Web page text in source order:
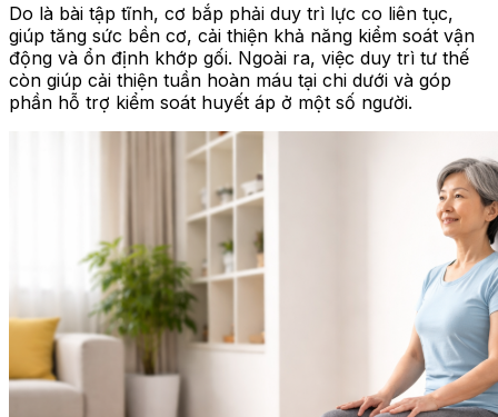
Do là bài tập tĩnh, cơ bắp phải duy trì lực co liên tục,
giúp tăng sức bền cơ, cải thiện khả năng kiểm soát vận
động và ổn định khớp gối. Ngoài ra, việc duy trì tư thế
còn giúp cải thiện tuần hoàn máu tại chi dưới và góp
phần hỗ trợ kiểm soát huyết áp ở một số người.